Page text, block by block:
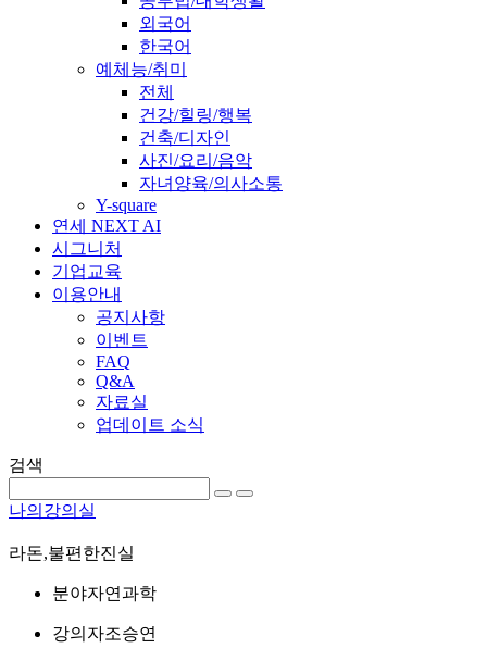
외국어
한국어
예체능/취미
전체
건강/힐링/행복
건축/디자인
사진/요리/음악
자녀양육/의사소통
Y-square
연세 NEXT AI
시그니처
기업교육
이용안내
공지사항
이벤트
FAQ
Q&A
자료실
업데이트 소식
검색
나의강의실
라돈,불편한진실
분야자연과학
강의자조승연